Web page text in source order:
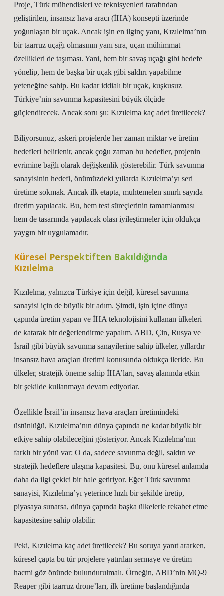
Proje, Türk mühendisleri ve teknisyenleri tarafından
geliştirilen, insansız hava aracı (İHA) konsepti üzerinde
yoğunlaşan bir uçak. Ancak işin en ilginç yanı, Kızılelma’nın
bir taarruz uçağı olmasının yanı sıra, uçan mühimmat
özellikleri de taşıması. Yani, hem bir savaş uçağı gibi hedefe
yönelip, hem de başka bir uçak gibi saldırı yapabilme
yeteneğine sahip. Bu kadar iddialı bir uçak, kuşkusuz
Türkiye’nin savunma kapasitesini büyük ölçüde
güçlendirecek. Ancak soru şu: Kızılelma kaç adet üretilecek?
Biliyorsunuz, askeri projelerde her zaman miktar ve üretim
hedefleri belirlenir, ancak çoğu zaman bu hedefler, projenin
evrimine bağlı olarak değişkenlik gösterebilir. Türk savunma
sanayisinin hedefi, önümüzdeki yıllarda Kızılelma’yı seri
üretime sokmak. Ancak ilk etapta, muhtemelen sınırlı sayıda
üretim yapılacak. Bu, hem test süreçlerinin tamamlanması
hem de tasarımda yapılacak olası iyileştirmeler için oldukça
yaygın bir uygulamadır.
Küresel Perspektiften Bakıldığında
Kızılelma
Kızılelma, yalnızca Türkiye için değil, küresel savunma
sanayisi için de büyük bir adım. Şimdi, işin içine dünya
çapında üretim yapan ve İHA teknolojisini kullanan ülkeleri
de katarak bir değerlendirme yapalım. ABD, Çin, Rusya ve
İsrail gibi büyük savunma sanayilerine sahip ülkeler, yıllardır
insansız hava araçları üretimi konusunda oldukça ileride. Bu
ülkeler, stratejik öneme sahip İHA’ları, savaş alanında etkin
bir şekilde kullanmaya devam ediyorlar.
Özellikle İsrail’in insansız hava araçları üretimindeki
üstünlüğü, Kızılelma’nın dünya çapında ne kadar büyük bir
etkiye sahip olabileceğini gösteriyor. Ancak Kızılelma’nın
farklı bir yönü var: O da, sadece savunma değil, saldırı ve
stratejik hedeflere ulaşma kapasitesi. Bu, onu küresel anlamda
daha da ilgi çekici bir hale getiriyor. Eğer Türk savunma
sanayisi, Kızılelma’yı yeterince hızlı bir şekilde üretip,
piyasaya sunarsa, dünya çapında başka ülkelerle rekabet etme
kapasitesine sahip olabilir.
Peki, Kızılelma kaç adet üretilecek? Bu soruya yanıt ararken,
küresel çapta bu tür projelere yatırılan sermaye ve üretim
hacmi göz önünde bulundurulmalı. Örneğin, ABD’nin MQ-9
Reaper gibi taarruz drone’ları, ilk üretime başlandığında